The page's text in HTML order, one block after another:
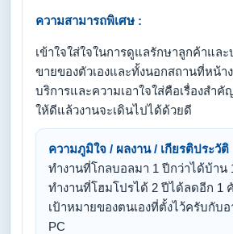
ความสามารถพิเศษ :
เข้าใจใส่ใจในการดูแลรักษาลูกค้าแล
ขายของตัวเองและทั้งนอกสถานที่หน้า
บริการและความเอาใจใส่คือเรื่องสำ
ให้ดีแล้วงานจะเดินไปได้ด้วยดี
ความภูมิใจ / ผลงาน / เกียรติประวัติ
ทำงานที่โกลบอลมา 1 ปีกว่าได้บ้าน
ทำงานที่โฮมโปรได้ 2 ปีได้ลดอีก 1
เป้าหมายของตนเองที่ตั้งไว้ครับกับ
PC